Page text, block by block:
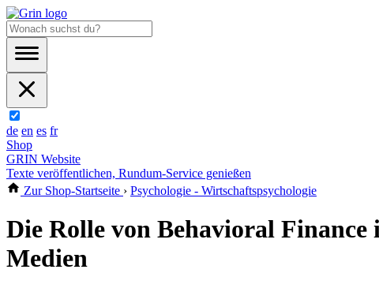
de en es fr
Shop
GRIN Website
Texte veröffentlichen, Rundum-Service genießen
Zur Shop-Startseite › Psychologie - Wirtschaftspsychologie
Die Rolle von Behavioral
Medien